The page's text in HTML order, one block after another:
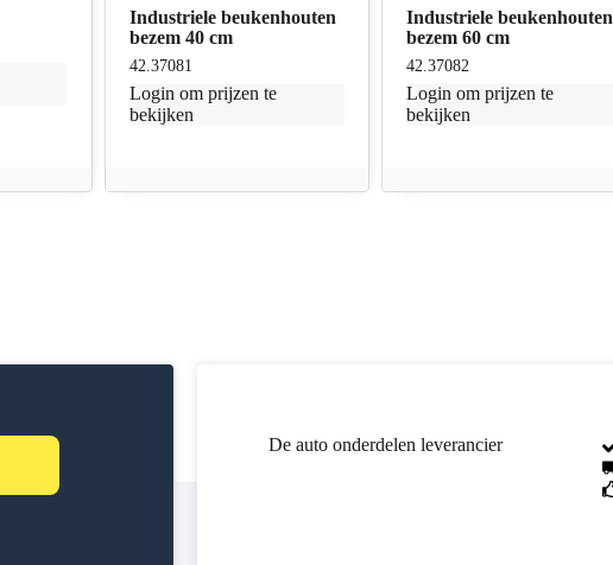
Industriele beukenhouten
bezem 40 cm
42.37081
Login om prijzen te
bekijken
Industriele beukenhouten
bezem 60 cm
42.37082
Login om prijzen te
bekijken
De auto onderdelen leverancier